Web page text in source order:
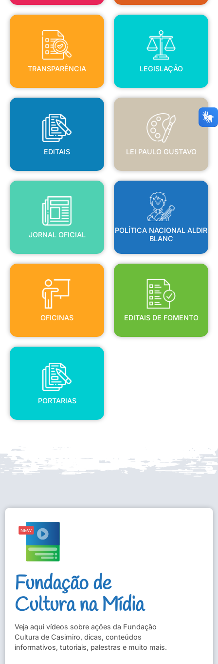
TRANSPARÊNCIA
TRANSPARÊNCIA
LEGISLAÇÃO
LEGISLAÇÃO
EDITAIS
EDITAIS
LEI PAULO GUSTAVO
LEI PAULO GUSTAVO
JORNAL OFICIAL
JORNAL OFICIAL
POLÍTICA NACIONAL ALDIR
BLANC
POLÍTICA NACIONAL ALDIR
BLANC
OFICINAS
OFICINAS
EDITAIS DE FOMENTO
EDITAIS DE FOMENTO
PORTARIAS
PORTARIAS
Fundação de
Cultura na Mídia
Veja aqui vídeos sobre ações da Fundação
Cultura de Casimiro, dicas, conteúdos
informativos, tutoriais, palestras e muito mais.